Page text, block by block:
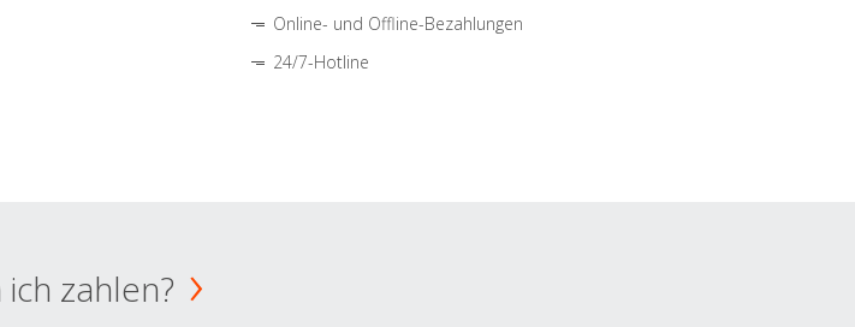
Online- und Offline-Bezahlungen
24/7-Hotline
zahlen?